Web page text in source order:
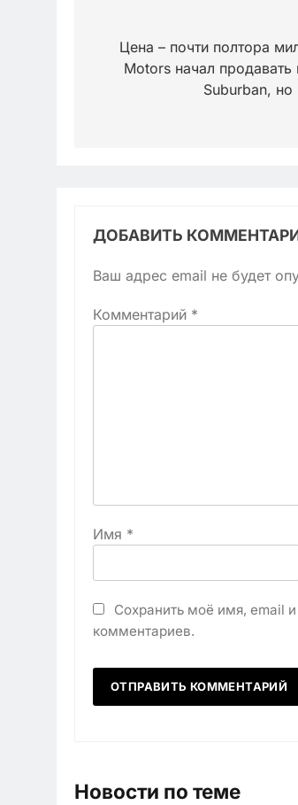
записям
Цена – почти полтора
Motors начал
Suburban,
ДОБАВИТЬ
Ваш адрес email не будет
Комментарий *
Имя *
Сохранить моё имя, email
комментариев.
Новости по теме